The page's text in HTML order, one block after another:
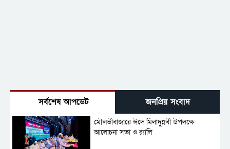
সর্বশেষ আপডেট জনপ্রিয় সংবাদ
মৌলভীবাজারে ঈদে মিলাদুন্নবী উপলক্ষে
আলোচনা সভা ও র‍্যালি